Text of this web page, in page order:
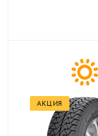
АКЦИЯ